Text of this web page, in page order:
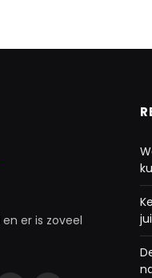
er is zoveel